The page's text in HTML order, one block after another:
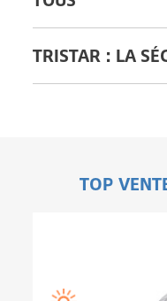
TRISTAR : LA
TOP